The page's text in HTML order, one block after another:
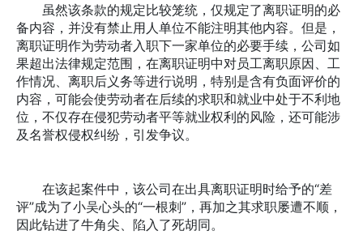
虽然该条款的规定比较笼统，仅规定了离职证明的必
备内容，并没有禁止用人单位不能注明其他内容。但是，
离职证明作为劳动者入职下一家单位的必要手续，公司如
果超出法律规定范围，在离职证明中对员工离职原因、工
作情况、离职后义务等进行说明，特别是含有负面评价的
内容，可能会使劳动者在后续的求职和就业中处于不利地
位，不仅存在侵犯劳动者平等就业权利的风险，还可能涉
及名誉权侵权纠纷，引发争议。
在该起案件中，该公司在出具离职证明时给予的“差
评”成为了小吴心头的“一根刺”，再加之其求职屡遭不顺，
因此钻进了牛角尖、陷入了死胡同。